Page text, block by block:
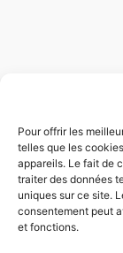
Pour offrir les
telles que les
appareils. Le fait de
traiter des données
uniques sur ce site.
consentement peut
et fonctions.